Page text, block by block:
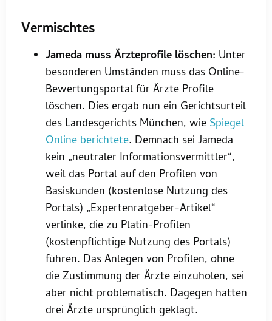
Vermischtes
Jameda muss Ärzteprofile löschen: Unter
besonderen Umständen muss das Online-
Bewertungsportal für Ärzte Profile
löschen. Dies ergab nun ein Gerichtsurteil
des Landesgerichts München, wie Spiegel
Online berichtete. Demnach sei Jameda
kein „neutraler Informationsvermittler“,
weil das Portal auf den Profilen von
Basiskunden (kostenlose Nutzung des
Portals) „Expertenratgeber-Artikel“
verlinke, die zu Platin-Profilen
(kostenpflichtige Nutzung des Portals)
führen. Das Anlegen von Profilen, ohne
die Zustimmung der Ärzte einzuholen, sei
aber nicht problematisch. Dagegen hatten
drei Ärzte ursprünglich geklagt.